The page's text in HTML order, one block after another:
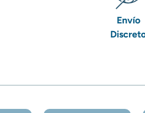
Envío